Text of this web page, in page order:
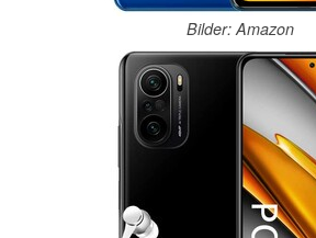
Bilder: Amazon